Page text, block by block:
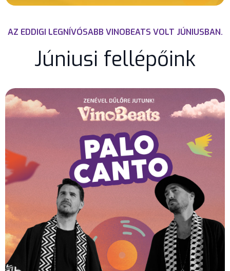
AZ EDDIGI LEGNÍVÓSABB VINOBEATS VOLT JÚNIUSBAN.
Júniusi fellépőink